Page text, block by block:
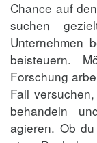
Chance auf
suchen
Unternehmen
beisteuern.
Forschung
Fall
behandeln
agieren. Ob